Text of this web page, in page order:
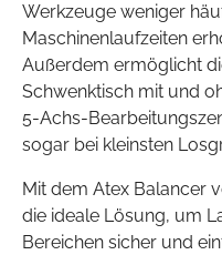
Werkzeuge weniger
Maschinenlaufzeiten
Außerdem ermöglicht
Schwenktisch mit und
5-Achs-
sogar bei kleinsten
Mit dem Atex Balancer
die ideale Lösung, um
Bereichen sicher und